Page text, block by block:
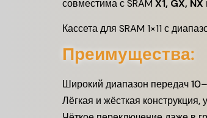
совместима с SRAM X1, GX,
Кассета для SRAM 1×11 с
Преимущества:
Широкий диапазон передач
Лёгкая и жёсткая конструкция,